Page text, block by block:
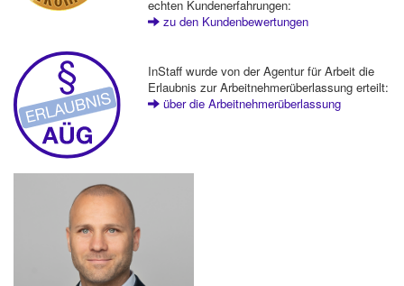
echten Kundenerfahrungen:
zu den Kundenbewertungen
InStaff wurde von der Agentur für Arbeit die
Erlaubnis zur Arbeitnehmerüberlassung erteilt:
über die Arbeitnehmerüberlassung